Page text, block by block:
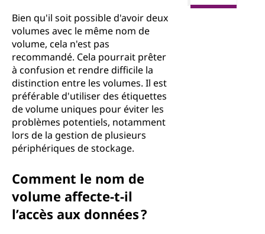
Bien qu'il soit possible d'avoir deux
volumes avec le même nom de
volume, cela n'est pas
recommandé. Cela pourrait prêter
à confusion et rendre difficile la
distinction entre les volumes. Il est
préférable d'utiliser des étiquettes
de volume uniques pour éviter les
problèmes potentiels, notamment
lors de la gestion de plusieurs
périphériques de stockage.
Comment le nom de
volume affecte-t-il
l’accès aux données ?